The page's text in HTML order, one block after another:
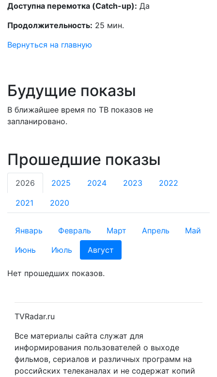
Доступна перемотка (Catch-up): Да
Продолжительность: 25 мин.
Вернуться на главную
Будущие показы
В ближайшее время по ТВ показов не
запланировано.
Прошедшие показы
2026 2025 2024 2023 2022
2021 2020
Январь Февраль Март Апрель
Май
Июнь
Июль Август
Нет прошедших показов.
TVRadar.ru
Все материалы сайта служат для
информирования пользователей о выходе
фильмов, сериалов и различных программ на
российских телеканалах и не содержат копий